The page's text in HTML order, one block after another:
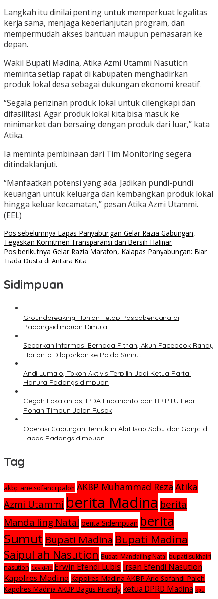
Langkah itu dinilai penting untuk memperkuat legalitas
kerja sama, menjaga keberlanjutan program, dan
mempermudah akses bantuan maupun pemasaran ke
depan.
Wakil Bupati Madina, Atika Azmi Utammi Nasution
meminta setiap rapat di kabupaten menghadirkan
produk lokal desa sebagai dukungan ekonomi kreatif.
“Segala perizinan produk lokal untuk dilengkapi dan
difasilitasi. Agar produk lokal kita bisa masuk ke
minimarket dan bersaing dengan produk dari luar,” kata
Atika.
Ia meminta pembinaan dari Tim Monitoring segera
ditindaklanjuti.
“Manfaatkan potensi yang ada. Jadikan pundi-pundi
keuangan untuk keluarga dan kembangkan produk lokal
hingga keluar kecamatan,” pesan Atika Azmi Utammi.
(EEL)
Navigasi
pos
Pos sebelumnya Lapas Panyabungan Gelar Razia Gabungan,
Tegaskan Komitmen Transparansi dan Bersih Halinar
Pos berikutnya Gelar Razia Maraton, Kalapas Panyabungan: Biar
Tiada Dusta di Antara Kita
Sidimpuan
Groundbreaking Hunian Tetap Pascabencana di
Padangsidimpuan Dimulai
Sebarkan Informasi Bernada Fitnah, Akun Facebook Randy
Harianto Dilaporkan ke Polda Sumut
Andi Lumalo, Tokoh Aktivis Terpilih Jadi Ketua Partai
Hanura Padangsidimpuan
Cegah Lakalantas, IPDA Endarianto dan BRIPTU Febri
Pohan Timbun Jalan Rusak
Operasi Gabungan Temukan Alat Isap Sabu dan Ganja di
Lapas Padangsidimpuan
Tag
akbp arie sofandi paloh AKBP Muhammad Reza Atika
Azmi Utammi berita Madina berita
Mandailing Natal berita Sidempuan berita
Sumut Bupati Madina Bupati Madina
Saipullah Nasution Bupati Mandailing Natal bupati sukhairi
nasution Covid-19 Erwin Efendi Lubis Irsan Efendi Nasution
Kapolres Madina Kapolres Madina AKBP Arie Sofandi Paloh
Kapolres Madina AKBP Bagus Priandy ketua DPRD Madina kpu